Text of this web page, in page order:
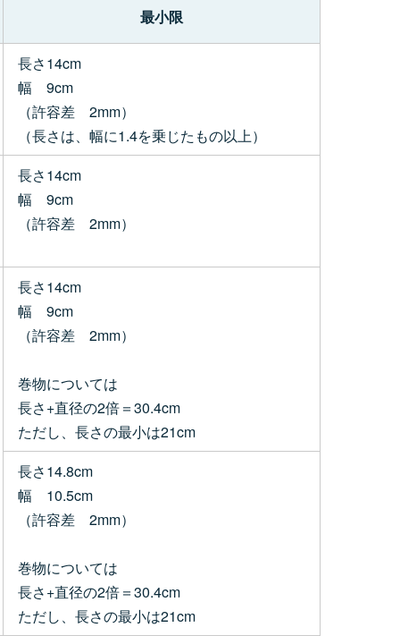
最小限
長さ14cm
幅 9cm
（許容差 2mm）
（長さは、幅に1.4を乗じたもの以上）
長さ14cm
幅 9cm
（許容差 2mm）
長さ14cm
幅 9cm
（許容差 2mm）
巻物については
長さ+直径の2倍＝30.4cm
ただし、長さの最小は21cm
長さ14.8cm
幅 10.5cm
（許容差 2mm）
巻物については
長さ+直径の2倍＝30.4cm
ただし、長さの最小は21cm